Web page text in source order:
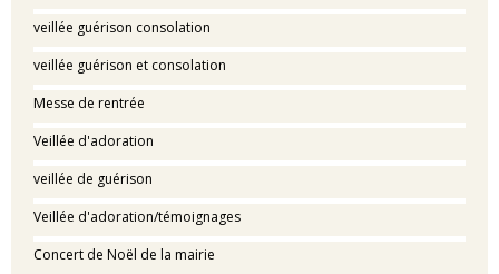
veillée guérison consolation
veillée guérison et consolation
Messe de rentrée
Veillée d'adoration
veillée de guérison
Veillée d'adoration/témoignages
Concert de Noël de la mairie